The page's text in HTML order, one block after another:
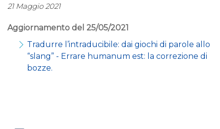
21 Maggio 2021
Aggiornamento del 25/05/2021
Tradurre l’intraducibile: dai giochi di parole allo
“slang” - Errare humanum est: la correzione di
bozze.